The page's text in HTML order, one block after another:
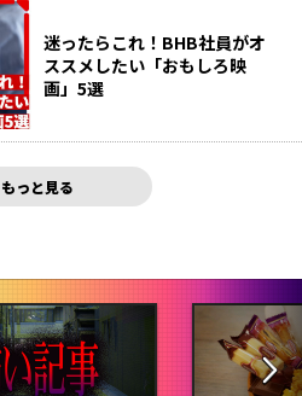
迷ったらこれ！BHB社員がオ
ススメしたい「おもしろ映
画」5選
もっと見る